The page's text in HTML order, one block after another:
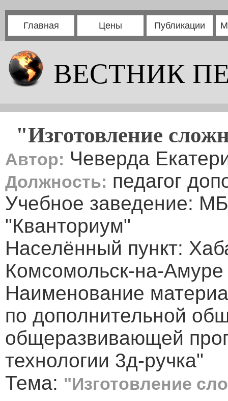
Главная Цены Публикации
ВЕСТНИК
"Изготовление
Автор: Чеверда
Должность: педагог
Учебное заведение:
"Кванториум"
Населённый пункт:
Комсомольск-на-Амуре
Наименование
по дополнительной
общеразвивающей
технологии 3д-ручка"
Тема: "Изготовление